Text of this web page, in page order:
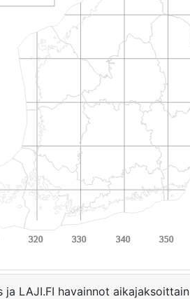
ja LAJI.FI havainnot aikajaksoittain